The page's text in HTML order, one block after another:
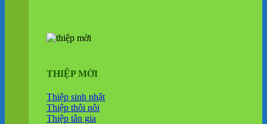
THIỆP MỜI
Thiệp sinh nhật
Thiệp thôi nôi
Thiệp tân gia